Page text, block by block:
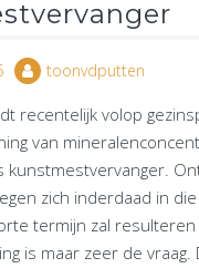
toonvdputten
recentelijk volop
van
kunstmestvervanger.
zich inderdaad in die
termijn zal
is maar zeer de vraag.